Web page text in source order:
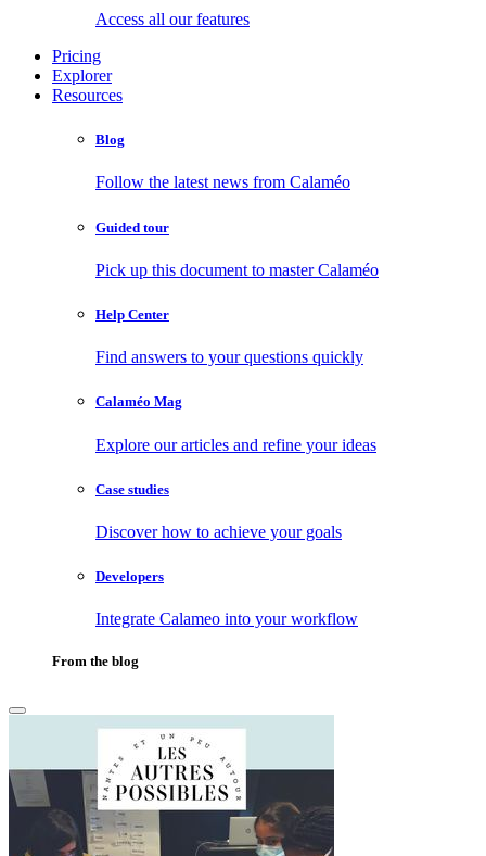
Access all our features
Pricing
Explorer
Resources
Blog
Follow the latest news from Calaméo
Guided tour
Pick up this document to master Calaméo
Help Center
Find answers to your questions quickly
Calaméo Mag
Explore our articles and refine your ideas
Case studies
Discover how to achieve your goals
Developers
Integrate Calameo into your workflow
From the blog